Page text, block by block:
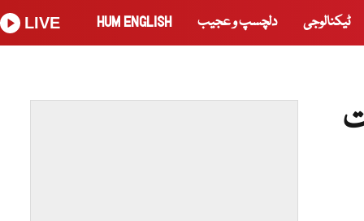
ٹیکنالوجی دلچسپ و عجیب HUM ENGLISH
LIVE